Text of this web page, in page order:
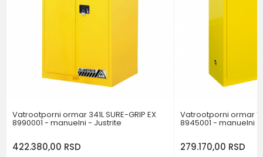
POŠALJI
Vatrootporni ormar 341L SURE-GRIP EX
8990001 - manuelni - Justrite
422.380,00 RSD
Vatrootporni ormar
8945001 - manuelni -
279.170,00 RSD